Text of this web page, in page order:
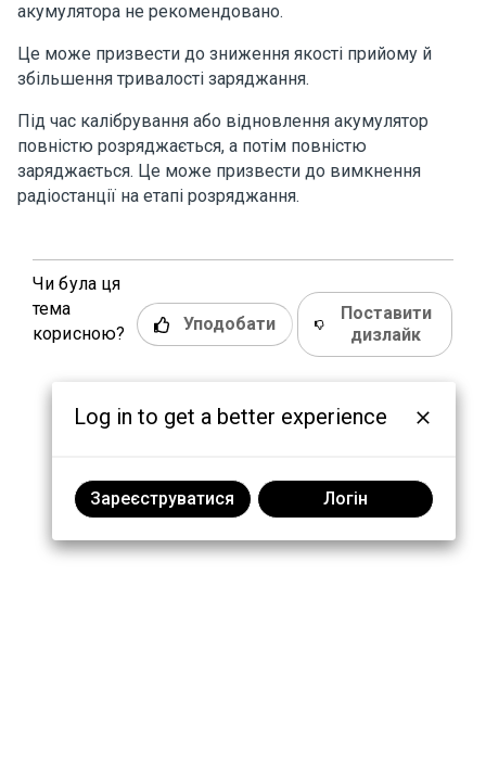
акумулятора не рекомендовано.
Це може призвести до зниження якості прийому й
збільшення тривалості заряджання.
Під час калібрування або відновлення акумулятор
повністю розряджається, а потім повністю
заряджається. Це може призвести до вимкнення
радіостанції на етапі розряджання.
Чи була ця
тема
корисною?
Уподобати
Поставити
дизлайк
Log in to get a better experience
Зареєструватися Логін